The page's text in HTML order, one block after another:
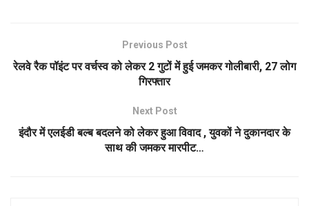
Previous Post
रेलवे रैक पॉइंट पर वर्चस्व को लेकर 2 गुटों में हुई जमकर गोलीबारी, 27 लोग
गिरफ्तार
Next Post
इंदौर में एलईडी बल्ब बदलने को लेकर हुआ विवाद , युवकों ने दुकानदार के
साथ की जमकर मारपीट…